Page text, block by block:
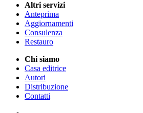
Altri servizi
Anteprima
Aggiornamenti
Consulenza
Restauro
Chi siamo
Casa editrice
Autori
Distribuzione
Contatti